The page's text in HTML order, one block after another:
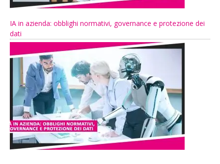
IA in azienda: obblighi normativi, governance e protezione dei
dati